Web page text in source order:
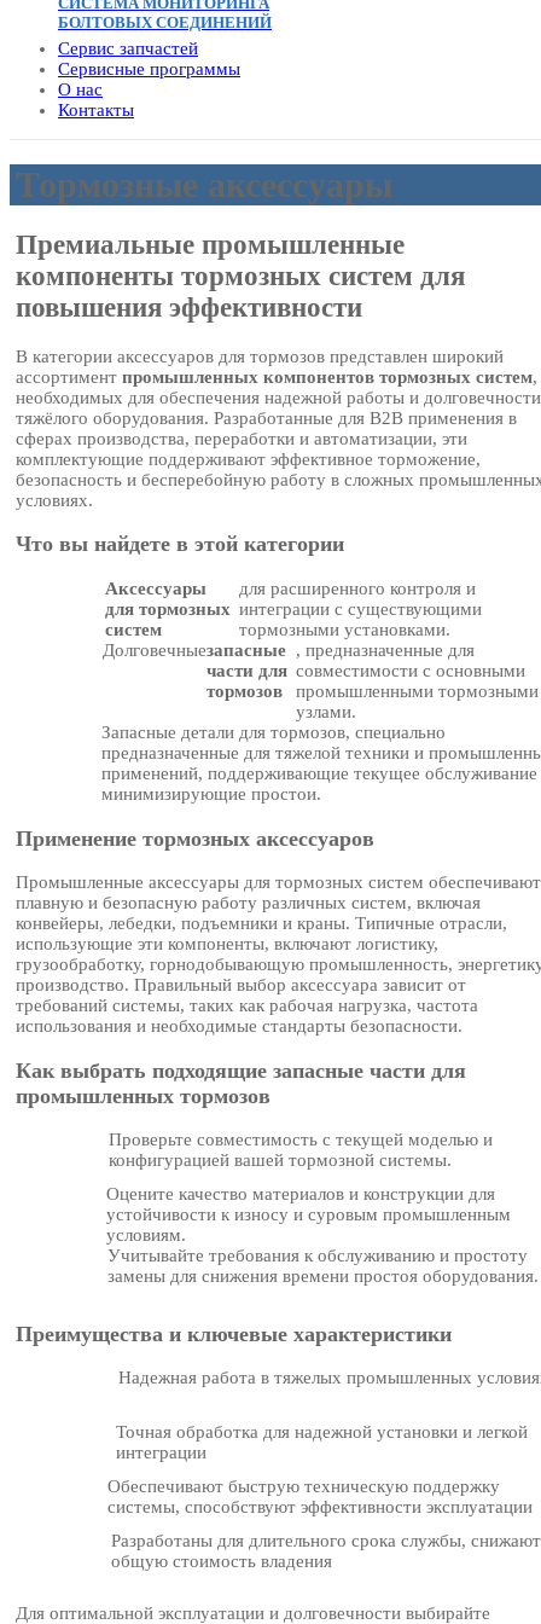
БОЛТОВЫХ СОЕДИНЕНИЙ
Сервис запчастей
Сервисные программы
О нас
Контакты
Тормозные аксессуары
Премиальные промышленные
компоненты тормозных систем для
повышения эффективности
В категории аксессуаров для тормозов представлен широкий
ассортимент промышленных компонентов тормозных систем,
необходимых для обеспечения надежной работы и долговечности
тяжёлого оборудования. Разработанные для B2B применения в
сферах производства, переработки и автоматизации, эти
комплектующие поддерживают эффективное торможение,
безопасность и бесперебойную работу в сложных
условиях.
Что вы найдете в этой категории
Аксессуары
для тормозных
систем
для расширенного контроля и
интеграции с существующими
тормозными установками.
Долговечныезапасные
части для
тормозов
, предназначенные для
совместимости с основными
промышленными тормозными
узлами.
Запасные детали для тормозов, специально
предназначенные для тяжелой техники и
применений, поддерживающие текущее обслуживание
минимизирующие простои.
Применение тормозных аксессуаров
Промышленные аксессуары для тормозных систем обеспечивают
плавную и безопасную работу различных систем, включая
конвейеры, лебедки, подъемники и краны. Типичные отрасли,
использующие эти компоненты, включают логистику,
грузообработку, горнодобывающую промышленность,
производство. Правильный выбор аксессуара зависит от
требований системы, таких как рабочая нагрузка, частота
использования и необходимые стандарты безопасности.
Как выбрать подходящие запасные части для
промышленных тормозов
Проверьте совместимость с текущей моделью и
конфигурацией вашей тормозной системы.
Оцените качество материалов и конструкции для
устойчивости к износу и суровым промышленным
условиям.
Учитывайте требования к обслуживанию и простоту
замены для снижения времени простоя оборудования.
Преимущества и ключевые характеристики
Надежная работа в тяжелых промышленных
Точная обработка для надежной установки и легкой
интеграции
Обеспечивают быструю техническую поддержку
системы, способствуют эффективности эксплуатации
Разработаны для длительного срока службы, снижают
общую стоимость владения
Для оптимальной эксплуатации и долговечности выбирайте